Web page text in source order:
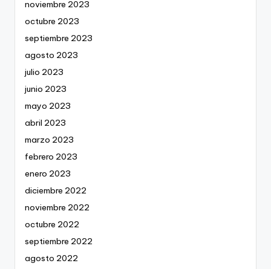
noviembre 2023
octubre 2023
septiembre 2023
agosto 2023
julio 2023
junio 2023
mayo 2023
abril 2023
marzo 2023
febrero 2023
enero 2023
diciembre 2022
noviembre 2022
octubre 2022
septiembre 2022
agosto 2022